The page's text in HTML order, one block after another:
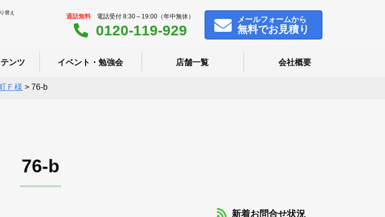
替え
通話無料 電話受付 8:30～19:00（年中無休）
0120-119-929
メールフォームから
無料でお見積り
ンツ イベント・勉強会 店舗一覧 会社概要
Ｆ様 > 76-b
76-b
新着お問合せ状況